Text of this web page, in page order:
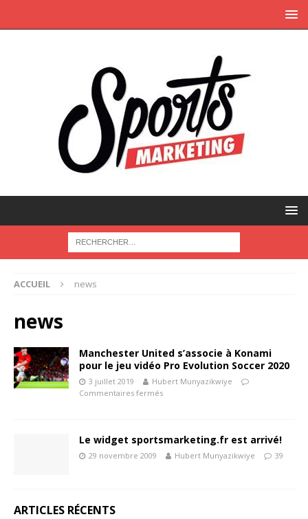
ACCUEIL news
news
Manchester United s’associe à Konami
pour le jeu vidéo Pro Evolution Soccer 2020
3 juillet 2019
Hubert Munyazikwiye
Commentaires fermés
Le widget sportsmarketing.fr est arrivé!
29 novembre 2009 Hubert Munyazikwiye 39
ARTICLES RÉCENTS